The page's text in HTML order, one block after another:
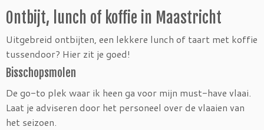
Ontbijt, lunch of koffie in Maastricht
Uitgebreid ontbijten, een lekkere lunch of taart met koffie
tussendoor? Hier zit je goed!
Bisschopsmolen
De go-to plek waar ik heen ga voor mijn must-have vlaai.
Laat je adviseren door het personeel over de vlaaien van
het seizoen.